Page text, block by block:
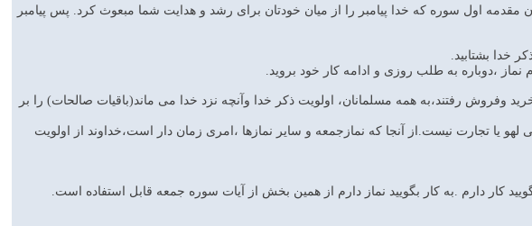
آن مقدمه اول سوره که خدا پیامبر را از میان خودتان برای رشد و هدایت شما مبعوث کرد. پس پیامبر
خدا بشتابید.
وفروش رفتند،به همه مسلمانان، اولویت ذکر خدا وآنچه نزد خدا می ماند(باقیات صالحات) را بر
یا تجارت نیست.از آنجا که نمازجمعه و سایر نمازها ،امری زمان دار است،خداوند از اولویت
کار دارم .به کار بگویید نماز دارم از همین بخش از آیات سوره جمعه قابل استفاده است.